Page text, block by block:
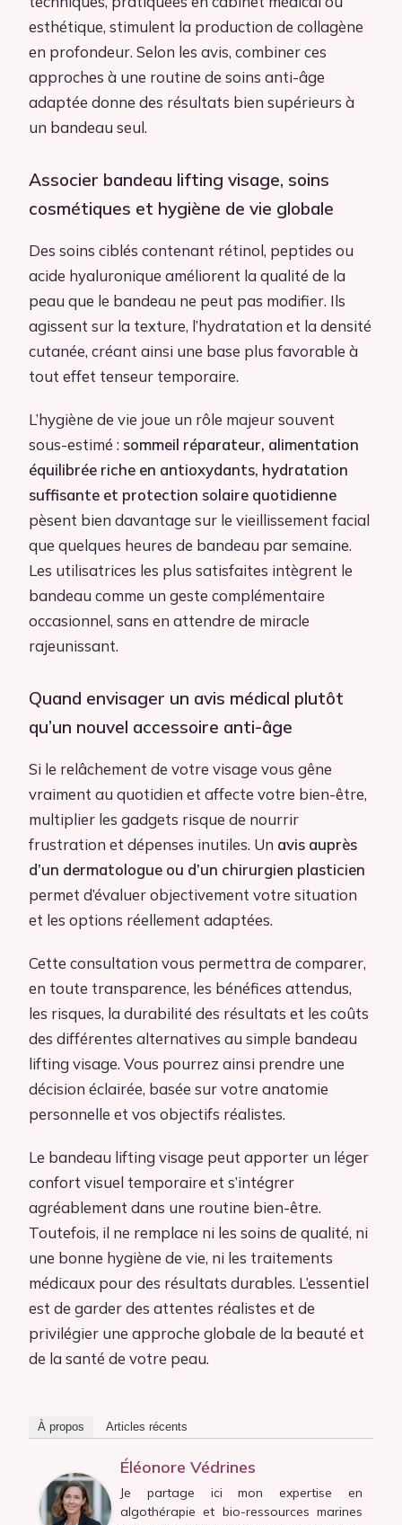
esthétique, stimulent la production de collagène
en profondeur. Selon les avis, combiner ces
approches à une routine de soins anti-âge
adaptée donne des résultats bien supérieurs à
un bandeau seul.
Associer bandeau lifting visage, soins
cosmétiques et hygiène de vie globale
Des soins ciblés contenant rétinol, peptides ou
acide hyaluronique améliorent la qualité de la
peau que le bandeau ne peut pas modifier. Ils
agissent sur la texture, l’hydratation et la densité
cutanée, créant ainsi une base plus favorable à
tout effet tenseur temporaire.
L’hygiène de vie joue un rôle majeur souvent
sous-estimé : sommeil réparateur, alimentation
équilibrée riche en antioxydants, hydratation
suffisante et protection solaire quotidienne
pèsent bien davantage sur le vieillissement facial
que quelques heures de bandeau par semaine.
Les utilisatrices les plus satisfaites intègrent le
bandeau comme un geste complémentaire
occasionnel, sans en attendre de miracle
rajeunissant.
Quand envisager un avis médical plutôt
qu’un nouvel accessoire anti-âge
Si le relâchement de votre visage vous gêne
vraiment au quotidien et affecte votre bien-être,
multiplier les gadgets risque de nourrir
frustration et dépenses inutiles. Un avis auprès
d’un dermatologue ou d’un chirurgien plasticien
permet d’évaluer objectivement votre situation
et les options réellement adaptées.
Cette consultation vous permettra de comparer,
en toute transparence, les bénéfices attendus,
les risques, la durabilité des résultats et les coûts
des différentes alternatives au simple bandeau
lifting visage. Vous pourrez ainsi prendre une
décision éclairée, basée sur votre anatomie
personnelle et vos objectifs réalistes.
Le bandeau lifting visage peut apporter un léger
confort visuel temporaire et s’intégrer
agréablement dans une routine bien-être.
Toutefois, il ne remplace ni les soins de qualité, ni
une bonne hygiène de vie, ni les traitements
médicaux pour des résultats durables. L’essentiel
est de garder des attentes réalistes et de
privilégier une approche globale de la beauté et
de la santé de votre peau.
À propos Articles récents
Éléonore Védrines
Je partage ici mon expertise en
algothérapie et bio-ressources marines